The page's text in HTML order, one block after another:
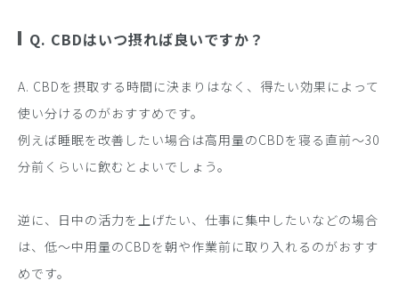
Q. CBDはいつ摂れば良いですか？
A. CBDを摂取する時間に決まりはなく、得たい効果によって
使い分けるのがおすすめです。
例えば睡眠を改善したい場合は高用量のCBDを寝る直前～30
分前くらいに飲むとよいでしょう。
逆に、日中の活力を上げたい、仕事に集中したいなどの場合
は、低～中用量のCBDを朝や作業前に取り入れるのがおすす
めです。